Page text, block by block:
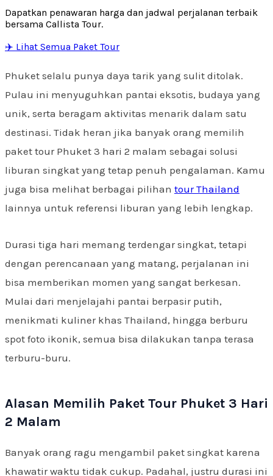
Dapatkan penawaran harga dan jadwal perjalanan terbaik
bersama Callista Tour.
✈️ Lihat Semua Paket Tour
Phuket selalu punya daya tarik yang sulit ditolak.
Pulau ini menyuguhkan pantai eksotis, budaya yang
unik, serta beragam aktivitas menarik dalam satu
destinasi. Tidak heran jika banyak orang memilih
paket tour Phuket 3 hari 2 malam sebagai solusi
liburan singkat yang tetap penuh pengalaman. Kamu
juga bisa melihat berbagai pilihan tour Thailand
lainnya untuk referensi liburan yang lebih lengkap.
Durasi tiga hari memang terdengar singkat, tetapi
dengan perencanaan yang matang, perjalanan ini
bisa memberikan momen yang sangat berkesan.
Mulai dari menjelajahi pantai berpasir putih,
menikmati kuliner khas Thailand, hingga berburu
spot foto ikonik, semua bisa dilakukan tanpa terasa
terburu-buru.
Alasan Memilih Paket Tour Phuket 3 Hari
2 Malam
Banyak orang ragu mengambil paket singkat karena
khawatir waktu tidak cukup. Padahal, justru durasi ini